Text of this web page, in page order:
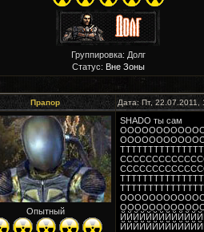
Группировка: Долг
Статус: Вне Зоны
Прапор Дата: Пт,
Опытный
SHADO ты сам